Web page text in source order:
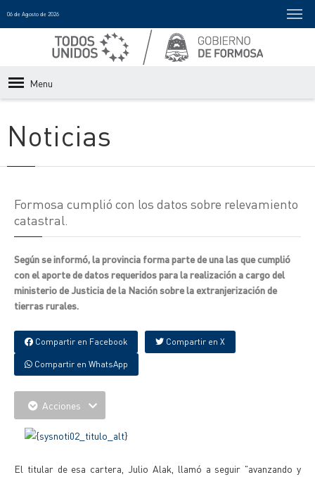
06 de Agosto de 2026
Menu
Noticias
Formosa cumplió con los datos sobre relevamiento
catastral.
Según se informó, la provincia forma parte de una las que cumplió
con el aporte de datos requeridos para la realización a cargo del
ministerio de Justicia de la Nación sobre la extranjerización de
tierras rurales.
Compartir en Facebook Compartir en X
Compartir en WhatsApp
Acciones
El titular de esa cartera, Julio Alak, llamó a seguir "avanzando y